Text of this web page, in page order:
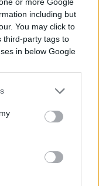
including but
You may click to
third-party tags to
in below Google
immerge nel
UBS
strutturate
Investment,